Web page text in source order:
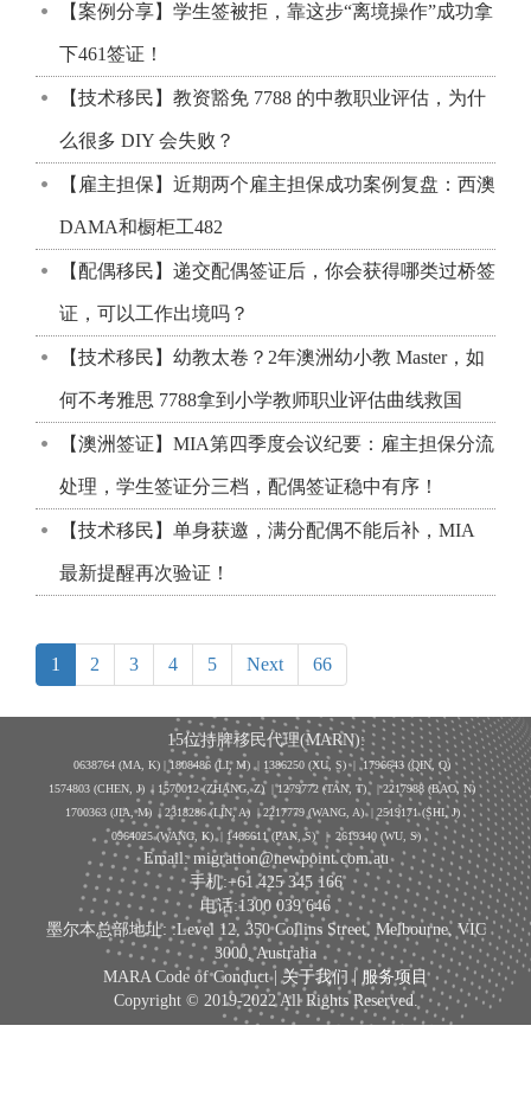
【案例分享】学生签被拒，靠这步“离境操作”成功拿
下461签证！
【技术移民】教资豁免 7788 的中教职业评估，为什
么很多 DIY 会失败？
【雇主担保】近期两个雇主担保成功案例复盘：西澳
DAMA和橱柜工482
【配偶移民】递交配偶签证后，你会获得哪类过桥签
证，可以工作出境吗？
【技术移民】幼教太卷？2年澳洲幼小教 Master，如
何不考雅思 7788拿到小学教师职业评估曲线救国
【澳洲签证】MIA第四季度会议纪要：雇主担保分流
处理，学生签证分三档，配偶签证稳中有序！
【技术移民】单身获邀，满分配偶不能后补，MIA
最新提醒再次验证！
1 2 3 4 5 Next 66
15位持牌移民代理(MARN):
0638764 (MA, K) |1808486 (LI, M) | 1386250 (XU, S)| 1796643 (QIN, Q)
1574803 (CHEN, J) | 1570012 (ZHANG, Z) | 1279772 (TAN, T) | 2217988 (BAO, N)
1700363 (JIA, M) | 2318286 (LIN, A) | 2217779 (WANG, A) | 2519171 (SHI, J)
0964025 (WANG, K) | 1466611 (PAN, S)| 2619340 (WU, S)
Email: migration@newpoint.com.au
手机:+61 425 345 166
电话:1300 039 646
墨尔本总部地址: :Level 12, 350 Collins Street, Melbourne, VIC
3000, Australia
MARA Code of Conduct |关于我们 | 服务项目
Copyright © 2019-2022 All Rights Reserved.